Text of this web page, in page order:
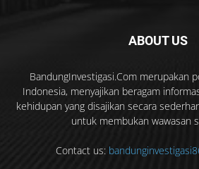
ABOUT US
BandungInvestigasi.Com merupakan
Indonesia, menyajikan beragam
kehidupan yang disajikan secara
untuk membukan wawasan
Contact us: